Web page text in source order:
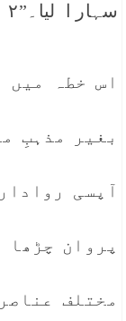
سہار ا لیا۔”٢
اس خطہ میں
بغیر مذہبِ
آپسی
پروان
مختلف